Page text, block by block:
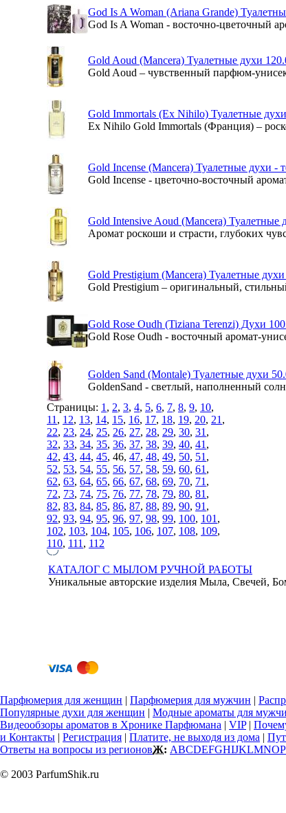
God Is A Woman (Ariana Grande)
God Is A Woman - восточно-цветочный
Gold Aoud (Mancera) Туалетные духи
Gold Aoud – чувственный парфюм-
Gold Immortals (Ex Nihilo) Туалетные
Ex Nihilo Gold Immortals (Франция) –
Gold Incense (Mancera) Туалетные духи -
Gold Incense - цветочно-восточный
Gold Intensive Aoud (Mancera) Туалетные
Аромат роскоши и страсти, глубоких
Gold Prestigium (Mancera) Туалетные
Gold Prestigium – оригинальный,
Gold Rose Oudh (Tiziana Terenzi) Духи
Gold Rose Oudh - восточный аромат-
Golden Sand (Montale) Туалетные духи
GoldenSand - светлый, наполненный
Страницы: 1 , 2, 3, 4, 5, 6, 7, 8, 9, 10,
11 , 12, 13, 14, 15, 16, 17, 18, 19, 20, 21 ,
22, 23, 24, 25, 26, 27, 28, 29, 30, 31 ,
32, 33, 34, 35, 36, 37, 38, 39, 40, 41 ,
42, 43, 44, 45, 46, 47, 48, 49, 50, 51 ,
52, 53, 54, 55, 56, 57, 58, 59, 60, 61 ,
62, 63, 64, 65, 66, 67, 68, 69, 70, 71 ,
72, 73, 74, 75, 76, 77, 78, 79, 80, 81 ,
82, 83, 84, 85, 86, 87, 88, 89, 90, 91 ,
92, 93, 94, 95, 96, 97, 98, 99, 100, 101 ,
102, 103, 104, 105, 106, 107, 108, 109,
110, 111 , 112
КАТАЛОГ С МЫЛОМ РУЧНОЙ РАБОТЫ
Уникальные авторские изделия Мыла, Свечей,
Парфюмерия для женщин | Парфюмерия для мужчин |
Популярные духи для женщин | Модные ароматы для
Видеообзоры ароматов в Хронике Парфюмана | VIP|
и Контакты | Регистрация | Платите, не выходя из дома |
Ответы на вопросы из регионовЖ: ABCDEFGHIJKLMNOP
© 2003 ParfumShik.ru